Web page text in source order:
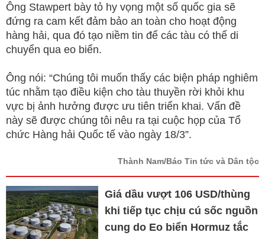
Ông Stawpert bày tỏ hy vọng một số quốc gia sẽ
đứng ra cam kết đảm bảo an toàn cho hoạt động
hàng hải, qua đó tạo niềm tin để các tàu có thể di
chuyển qua eo biển.
Ông nói: “Chúng tôi muốn thấy các biện pháp nghiêm
túc nhằm tạo điều kiện cho tàu thuyền rời khỏi khu
vực bị ảnh hưởng được ưu tiên triển khai. Vấn đề
này sẽ được chúng tôi nêu ra tại cuộc họp của Tổ
chức Hàng hải Quốc tế vào ngày 18/3”.
Thành Nam/Báo Tin tức và Dân tộc
Giá dầu vượt 106 USD/thùng
khi tiếp tục chịu cú sốc nguồn
cung do Eo biển Hormuz tắc